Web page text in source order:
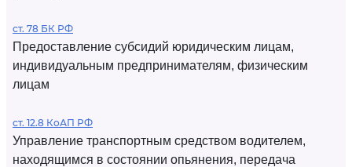
ст. 78 БК РФ
Предоставление субсидий юридическим лицам,
индивидуальным предпринимателям, физическим
лицам
ст. 12.8 КоАП РФ
Управление транспортным средством водителем,
находящимся в состоянии опьянения, передача